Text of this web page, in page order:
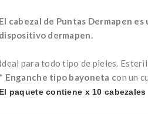
El cabezal de Puntas Dermapen
dispositivo dermapen.
Ideal para todo tipo de pieles.
* Enganche tipo bayoneta con un
El paquete contiene x 10 cabezales